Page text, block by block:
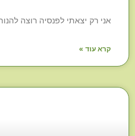
אני רק יצאתי לפנסיה רוצה להנות
קרא עוד »